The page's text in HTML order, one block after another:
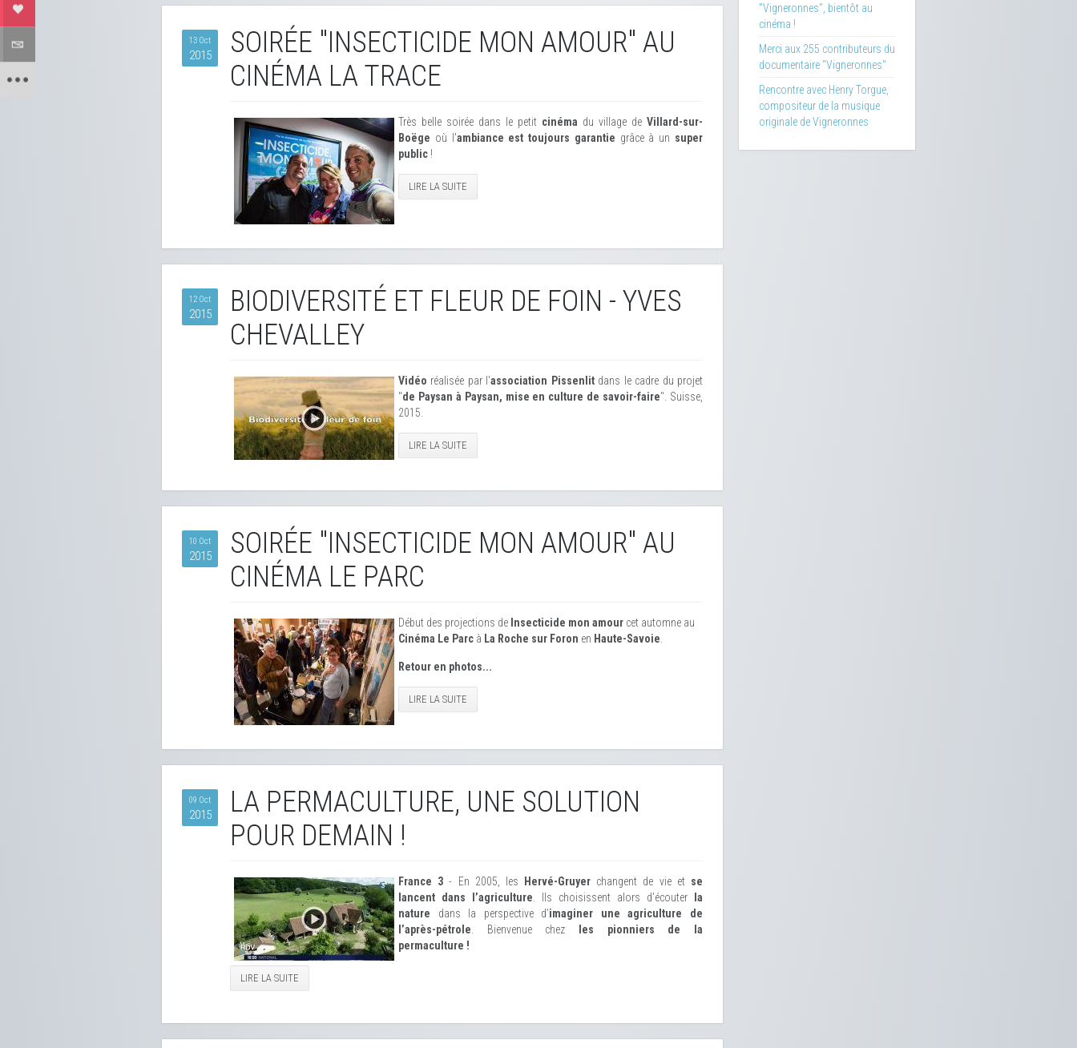
13 Oct
2015
SOIRÉE "INSECTICIDE MON AMOUR" AU
CINÉMA LA TRACE
Très belle soirée dans le petit cinéma du village de Villard-sur-
Boëge où l'ambiance est toujours garantie grâce à un super
public !
LIRE LA SUITE
12 Oct
2015
BIODIVERSITÉ ET FLEUR DE FOIN - YVES
CHEVALLEY
Vidéo réalisée par l'association Pissenlitdans le cadre du projet
"de Paysan à Paysan, mise en culture de savoir-faire". Suisse,
2015.
LIRE LA SUITE
10 Oct
2015
SOIRÉE "INSECTICIDE MON AMOUR" AU
CINÉMA LE PARC
Début des projections de Insecticide mon amour cet automne au
Cinéma Le Parc à La Roche sur Foron en Haute-Savoie
Retour en photos...
LIRE LA SUITE
09 Oct
2015
LA PERMACULTURE, UNE SOLUTION
POUR DEMAIN !
France 3 - En 2005, les Hervé-Gruyer changent de vie et se
lancent dans l’agriculture . Ils choisissent alors d’écouter
la
nature dans la perspective d’imaginer une agriculture de
l’après-pétrole . Bienvenue chez les pionniers de la
permaculture !
LIRE LA SUITE
"Vigneronnes", bientôt au
cinéma !
Merci aux 255 contributeurs du
documentaire "Vigneronnes"
Rencontre avec Henry Torgue,
compositeur de la musique
originale de Vigneronnes